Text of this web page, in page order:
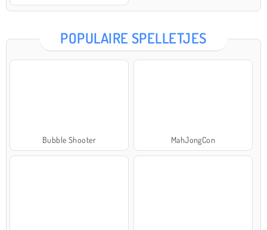
POPULAIRE SPELLETJES
Bubble Shooter MahJongCon